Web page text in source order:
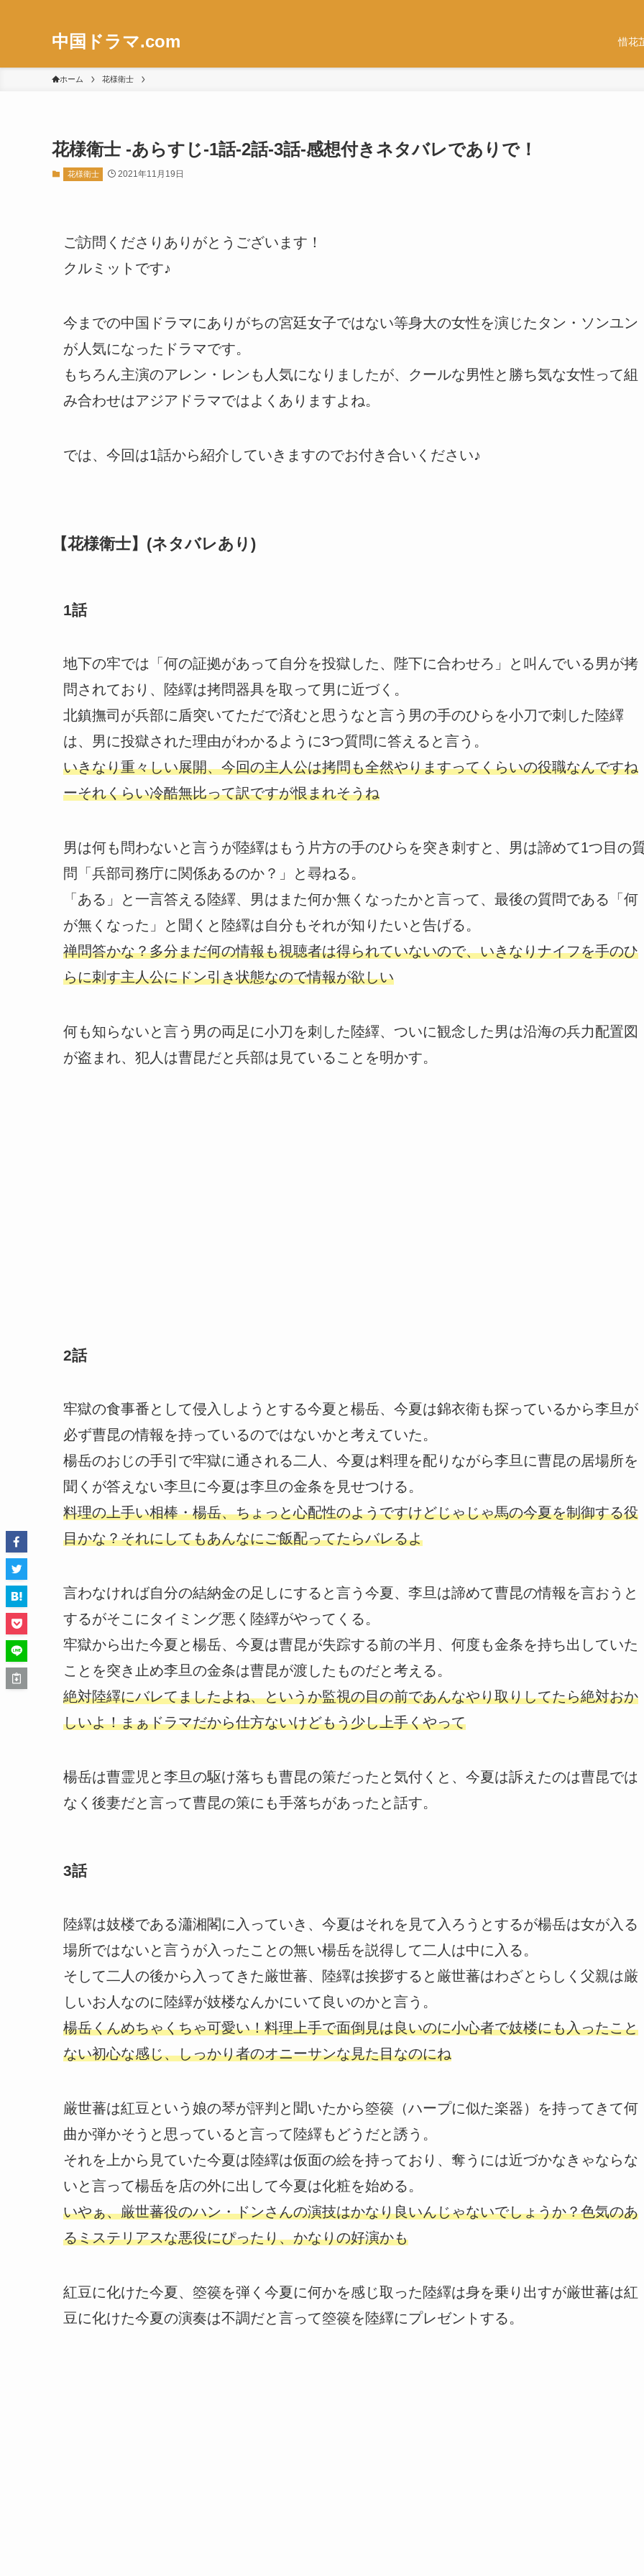
中国ドラマ.com 惜花
ホーム 花様衛士
花様衛士 -あらすじ-1話-2話-3話-感想付きネタバレでありで！
花様衛士 2021年11月19日
ご訪問くださりありがとうございます！
クルミットです♪
今までの中国ドラマにありがちの宮廷女子ではない等身大の女性を演じたタン・ソンユン
が人気になったドラマです。
もちろん主演のアレン・レンも人気になりましたが、クールな男性と勝ち気な女性って組
み合わせはアジアドラマではよくありますよね。
では、今回は1話から紹介していきますのでお付き合いください♪
【花様衛士】(ネタバレあり)
1話
地下の牢では「何の証拠があって自分を投獄した、陛下に合わせろ」と叫んでいる男が拷
問されており、陸繹は拷問器具を取って男に近づく。
北鎮撫司が兵部に盾突いてただで済むと思うなと言う男の手のひらを小刀で刺した陸繹
は、男に投獄された理由がわかるように3つ質問に答えると言う。
いきなり重々しい展開、今回の主人公は拷問も全然やりますってくらいの役職なんですね
ーそれくらい冷酷無比って訳ですが恨まれそうね
男は何も問わないと言うが陸繹はもう片方の手のひらを突き刺すと、男は諦めて1つ目の
問「兵部司務庁に関係あるのか？」と尋ねる。
「ある」と一言答える陸繹、男はまた何か無くなったかと言って、最後の質問である「何
が無くなった」と聞くと陸繹は自分もそれが知りたいと告げる。
禅問答かな？多分まだ何の情報も視聴者は得られていないので、いきなりナイフを手のひ
らに刺す主人公にドン引き状態なので情報が欲しい
何も知らないと言う男の両足に小刀を刺した陸繹、ついに観念した男は沿海の兵力配置図
が盗まれ、犯人は曹昆だと兵部は見ていることを明かす。
2話
牢獄の食事番として侵入しようとする今夏と楊岳、今夏は錦衣衛も探っているから李旦が
必ず曹昆の情報を持っているのではないかと考えていた。
楊岳のおじの手引で牢獄に通される二人、今夏は料理を配りながら李旦に曹昆の居場所を
聞くが答えない李旦に今夏は李旦の金条を見せつける。
料理の上手い相棒・楊岳、ちょっと心配性のようですけどじゃじゃ馬の今夏を制御する役
目かな？それにしてもあんなにご飯配ってたらバレるよ
言わなければ自分の結納金の足しにすると言う今夏、李旦は諦めて曹昆の情報を言おうと
するがそこにタイミング悪く陸繹がやってくる。
牢獄から出た今夏と楊岳、今夏は曹昆が失踪する前の半月、何度も金条を持ち出していた
ことを突き止め李旦の金条は曹昆が渡したものだと考える。
絶対陸繹にバレてましたよね、というか監視の目の前であんなやり取りしてたら絶対おか
しいよ！まぁドラマだから仕方ないけどもう少し上手くやって
楊岳は曹霊児と李旦の駆け落ちも曹昆の策だったと気付くと、今夏は訴えたのは曹昆では
なく後妻だと言って曹昆の策にも手落ちがあったと話す。
3話
陸繹は妓楼である瀟湘閣に入っていき、今夏はそれを見て入ろうとするが楊岳は女が入る
場所ではないと言うが入ったことの無い楊岳を説得して二人は中に入る。
そして二人の後から入ってきた厳世蕃、陸繹は挨拶すると厳世蕃はわざとらしく父親は厳
しいお人なのに陸繹が妓楼なんかにいて良いのかと言う。
楊岳くんめちゃくちゃ可愛い！料理上手で面倒見は良いのに小心者で妓楼にも入ったこと
ない初心な感じ、しっかり者のオニーサンな見た目なのにね
厳世蕃は紅豆という娘の琴が評判と聞いたから箜篌（ハープに似た楽器）を持ってきて何
曲か弾かそうと思っていると言って陸繹もどうだと誘う。
それを上から見ていた今夏は陸繹は仮面の絵を持っており、奪うには近づかなきゃならな
いと言って楊岳を店の外に出して今夏は化粧を始める。
いやぁ、厳世蕃役のハン・ドンさんの演技はかなり良いんじゃないでしょうか？色気のあ
るミステリアスな悪役にぴったり、かなりの好演かも
紅豆に化けた今夏、箜篌を弾く今夏に何かを感じ取った陸繹は身を乗り出すが厳世蕃は紅
豆に化けた今夏の演奏は不調だと言って箜篌を陸繹にプレゼントする。